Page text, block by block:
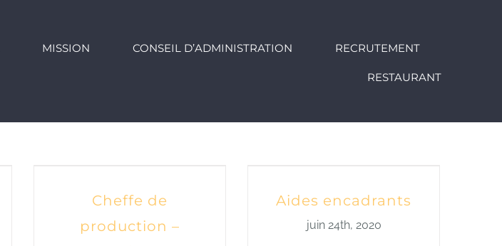
MISSION CONSEIL D’ADMINISTRATION RECRUTEMENT
RESTAURANT
technique
Cheffe de
production –
Aides encadrants
juin 24th, 2020